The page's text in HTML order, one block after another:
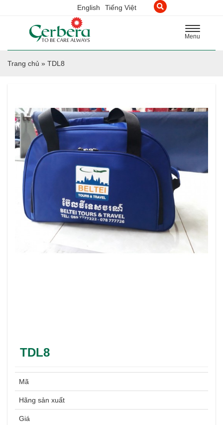
English Tiếng Việt
Toggle
navigation
Menu
Trang chủ » TDL8
TDL8
Mã
Hãng sản xuất
Giá